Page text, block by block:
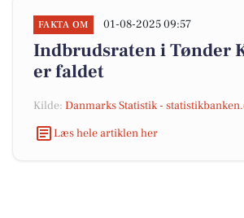
FAKTA OM 01-08-2025 09:57
Indbrudsraten i Tønder
er faldet
Kilde: Danmarks Statistik -
Læs hele artiklen her